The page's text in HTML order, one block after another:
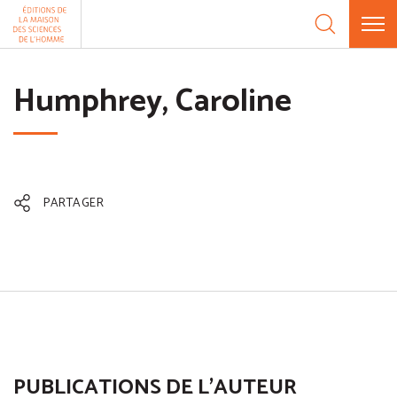
Aller au contenu
Humphrey, Caroline
PARTAGER
PUBLICATIONS DE L'AUTEUR
Panneau de gestion des cookies